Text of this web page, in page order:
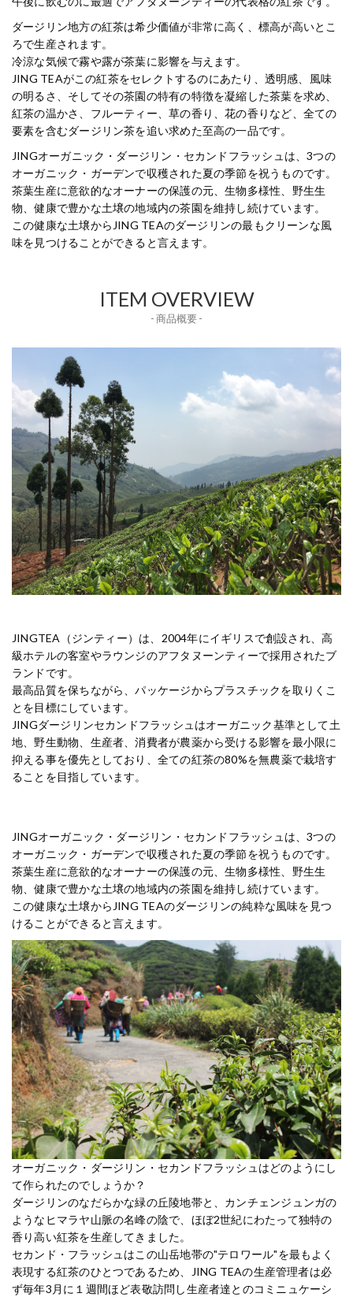
ダージリン地方の紅茶は希少価値が非常に高く、標高が高いとこ
ろで生産されます。
冷涼な気候で霧や露が茶葉に影響を与えます。
JING TEAがこの紅茶をセレクトするのにあたり、透明感、風味
の明るさ、そしてその茶園の特有の特徴を凝縮した茶葉を求め、
紅茶の温かさ、フルーティー、草の香り、花の香りなど、全ての
要素を含むダージリン茶を追い求めた至高の一品です。
JINGオーガニック・ダージリン・セカンドフラッシュは、3つの
オーガニック・ガーデンで収穫された夏の季節を祝うものです。
茶葉生産に意欲的なオーナーの保護の元、生物多様性、野生生
物、健康で豊かな土壌の地域内の茶園を維持し続けています。
この健康な土壌からJING TEAのダージリンの最もクリーンな風
味を見つけることができると言えます。
ITEM OVERVIEW
- 商品概要 -
JINGTEA（ジンティー）は、2004年にイギリスで創設され、高
級ホテルの客室やラウンジのアフタヌーンティーで採用されたブ
ランドです。
最高品質を保ちながら、パッケージからプラスチックを取りくこ
とを目標にしています。
JINGダージリンセカンドフラッシュはオーガニック基準として土
地、野生動物、生産者、消費者が農薬から受ける影響を最小限に
抑える事を優先としており、全ての紅茶の80%を無農薬で栽培す
ることを目指しています。
JINGオーガニック・ダージリン・セカンドフラッシュは、3つの
オーガニック・ガーデンで収穫された夏の季節を祝うものです。
茶葉生産に意欲的なオーナーの保護の元、生物多様性、野生生
物、健康で豊かな土壌の地域内の茶園を維持し続けています。
この健康な土壌からJING TEAのダージリンの純粋な風味を見つ
けることができると言えます。
オーガニック・ダージリン・セカンドフラッシュはどのようにし
て作られたのでしょうか？
ダージリンのなだらかな緑の丘陵地帯と、カンチェンジュンガの
ようなヒマラヤ山脈の名峰の陰で、ほぼ2世紀にわたって独特の
香り高い紅茶を生産してきました。
セカンド・フラッシュはこの山岳地帯の"テロワール"を最もよく
表現する紅茶のひとつであるため、JING TEAの生産管理者は必
ず毎年3月に１週間ほど表敬訪問し生産者達とのコミニュケーシ